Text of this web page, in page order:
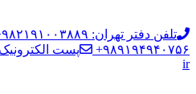
تلفن دفتر تهران: ۹۸۲۱۹۱۰۰۳۸۸۹+
۹۸۹۱۹۴۹۴۰۷۵۶+
ir